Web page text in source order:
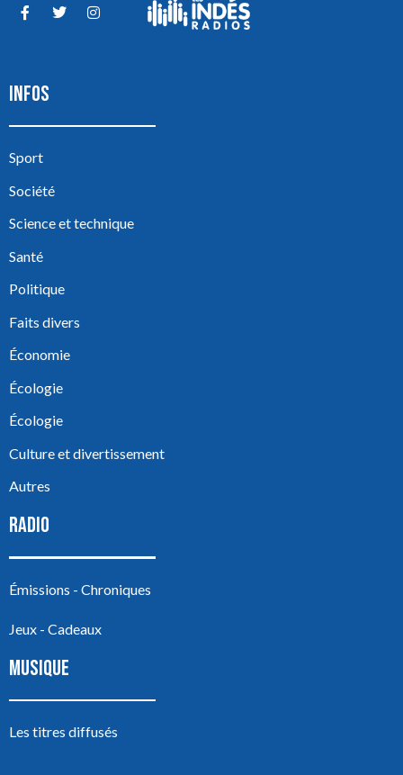
INFOS
Sport
Société
Science et technique
Santé
Politique
Faits divers
Économie
Écologie
Écologie
Culture et divertissement
Autres
RADIO
Émissions - Chroniques
Jeux - Cadeaux
MUSIQUE
Les titres diffusés